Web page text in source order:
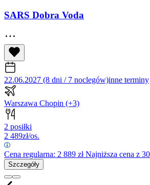
SARS Dobra Voda
22.06.2027 (8 dni / 7 noclegów)inne terminy
Warszawa Chopin (+3)
2 posiłki
2 489zł/os.
Cena regularna: 2 889 złNajniższa cena z
Szczegóły